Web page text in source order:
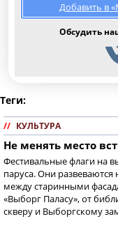
Добавить в
Обсудить
Теги:
// КУЛЬТУРА
Не менять место
Фестивальные флаги на
паруса. Они
между старинными
«Выборг Паласу», от
скверу и Выборгскому